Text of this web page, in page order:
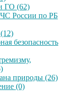
ГО (62)
России по РБ
безопасность
природы (26)
(0)